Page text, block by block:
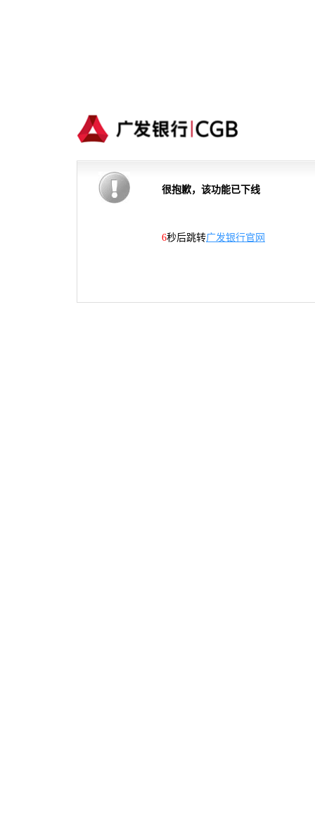
很抱歉，该功能已下线
6秒后跳转广发银行官网